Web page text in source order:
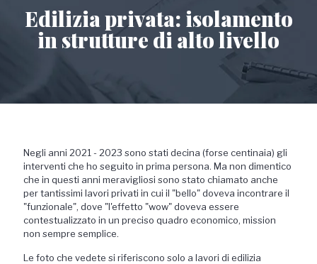
Edilizia privata: isolamento
in strutture di alto livello
Negli anni 2021 - 2023 sono stati decina (forse centinaia) gli
interventi che ho seguito in prima persona. Ma non dimentico
che in questi anni meravigliosi sono stato chiamato anche
per tantissimi lavori privati in cui il "bello" doveva incontrare il
"funzionale", dove "l'effetto "wow" doveva essere
contestualizzato in un preciso quadro economico, mission
non sempre semplice.
Le foto che vedete si riferiscono solo a lavori di edilizia